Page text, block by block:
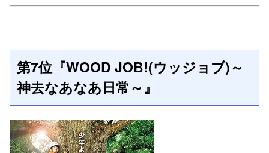
第7位『WOOD JOB!(ウッジョブ)～
神去なあなあ日常～』